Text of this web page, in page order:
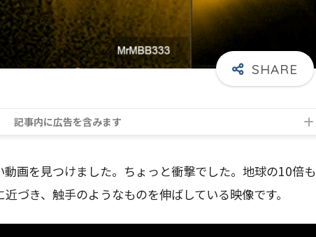
記事内に広告を含みます
画を見つけました。ちょっと衝撃でした。地球の10倍も
づき、触手のようなものを伸ばしている映像です。